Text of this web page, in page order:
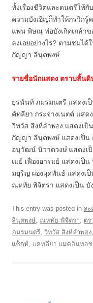
ทั้งเรื่องชีวิตและดนตรีให้
ความบังเอิญก็ทำให้กรวิก
แพน พิษณุ พ่อบังเกิดเกล้าข
ลงเอยอย่างไร? ตามชมไ
กัญญา ลีนุตพงษ์
รายชื่อนักแสดง ตราบสิ้นดิ
ยุรนันท์ ภมรมนตรี แสดงเ
คัทลียา กระจ่างเนตต์ แสด
วิทวัส สิงห์ลำพอง แสดงเป็
กัญญา ลีนุตพงษ์ แสดงเป็น
อนุวัฒน์ นิวาตวงษ์ แสดงเป็
เมย์ เฟื่องอารมย์ แสดงเป็
มยุริญ ผ่องผุดพันธ์ แสดงเป็
ณหทัย พิจิตรา แสดงเป็น บั
This entry was posted in ละ
ลีนุตพงษ์, ณหทัย พิจิตรา, ตร
ภมรมนตรี, วิทวัส สิงห์ลำพอง,
แซ็กท์, แคทลียา แมคอินทอช